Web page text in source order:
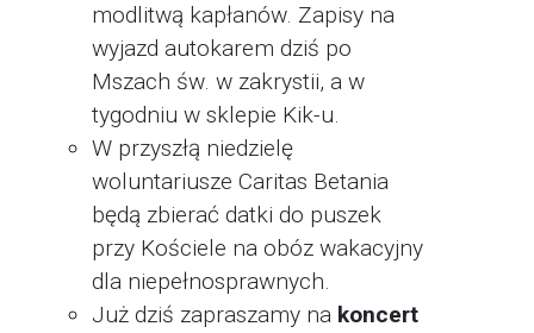
modlitwą kapłanów. Zapisy na
wyjazd autokarem dziś po
Mszach św. w zakrystii, a w
tygodniu w sklepie Kik-u.
W przyszłą niedzielę
woluntariusze Caritas Betania
będą zbierać datki do puszek
przy Kościele na obóz wakacyjny
dla niepełnosprawnych.
Już dziś zapraszamy na koncert